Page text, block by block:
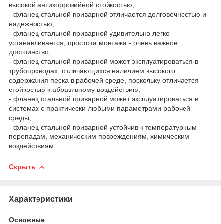
высокой антикоррозийной стойкостью;
- фланец стальной приварной отличается долговечностью и
надежностью;
- фланец стальной приварной удивительно легко
устанавливается, простота монтажа - очень важное
достоинство;
- фланец стальной приварной может эксплуатироваться в
трубопроводах, отличающихся наличием высокого
содержания песка в рабочей среде, поскольку отличается
стойкостью к абразивному воздействию;
- фланец стальной приварной может эксплуатироваться в
системах с практически любыми параметрами рабочей
среды;
- фланец стальной приварной устойчив к температурным
перепадам, механическим повреждениям, химическим
воздействиям.
Скрыть
Характеристики
Основные